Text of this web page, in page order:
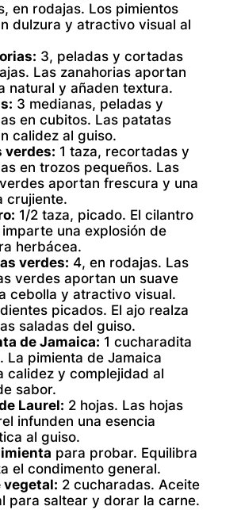
en rodajas. Los pimientos
dulzura y atractivo visual al
3, peladas y cortadas
Las zanahorias aportan
natural y añaden textura.
3 medianas, peladas y
en cubitos. Las patatas
calidez al guiso.
verdes: 1 taza, recortadas y
en trozos pequeños. Las
aportan frescura y una
crujiente.
1/2 taza, picado. El cilantro
una explosión de
herbácea.
verdes: 4, en rodajas. Las
verdes aportan un suave
cebolla y atractivo visual.
picados. El ajo realza
saladas del guiso.
de Jamaica: 1 cucharadita
La pimienta de Jamaica
calidez y complejidad al
sabor.
Laurel: 2 hojas. Las hojas
infunden una esencia
al guiso.
para probar. Equilibra
el condimento general.
vegetal: 2 cucharadas. Aceite
para saltear y dorar la carne.